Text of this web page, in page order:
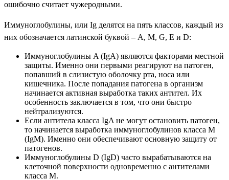
ошибочно считает чужеродными.
Иммуноглобулины, или Ig делятся на пять классов, каждый из
них обозначается латинской буквой – A, M, G, E и D:
Иммуноглобулины A (IgA) являются факторами местной
защиты. Именно они первыми реагируют на патоген,
попавший в слизистую оболочку рта, носа или
кишечника. После попадания патогена в организм
начинается активная выработка таких антител. Их
особенность заключается в том, что они быстро
нейтрализуются.
Если антитела класса IgA не могут остановить патоген,
то начинается выработка иммуноглобулинов класса M
(IgM). Именно они обеспечивают основную защиту от
патогенов.
Иммуноглобулины D (IgD) часто вырабатываются на
клеточной поверхности одновременно с антителами
класса M.